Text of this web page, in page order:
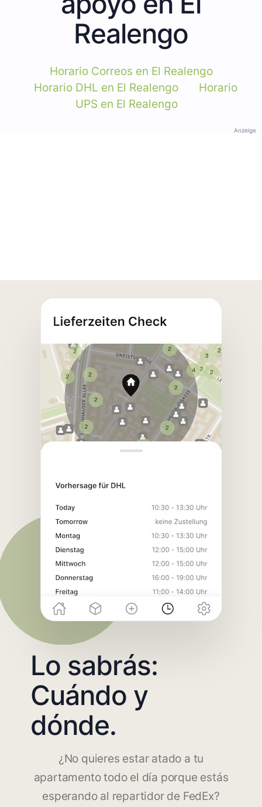
Realengo
Horario Correos en El Realengo
Horario DHL en El Realengo
Horario
UPS en El Realengo
Anzeige
Lo sabrás:
Cuándo y
dónde.
¿No quieres estar atado a tu
apartamento todo el día porque estás
esperando al repartidor de FedEx?